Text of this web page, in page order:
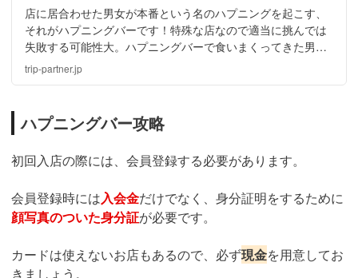
店に居合わせた男女が本番という名のハプニングを起こす、
それがハプニングバーです！特殊な店なので適当に挑んでは
失敗する可能性大。ハプニングバーで食いまくってきた男が
攻略法を伝授します！嫌われるタイプの男性も紹介するので
反面教師にして頑張って！体験談もありますよ！
trip-partner.jp
ハプニングバー攻略
初回入店の際には、会員登録する必要があります。
会員登録時には入会金だけでなく、身分証明をするために
顔写真のついた身分証が必要です。
カードは使えないお店もあるので、必ず現金を用意してお
きましょう。